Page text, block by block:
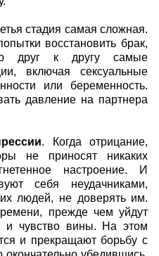
стадия самая сложная.
восстановить брак,
друг к другу самые
включая сексуальные
или беременность.
давление на партнера
. Когда отрицание,
не приносят никаких
настроение. И
себя неудачниками,
людей, не доверять им.
прежде чем уйдут
и чувство вины. На этом
и прекращают борьбу с